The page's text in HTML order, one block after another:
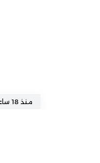
منذ 18 ساعة